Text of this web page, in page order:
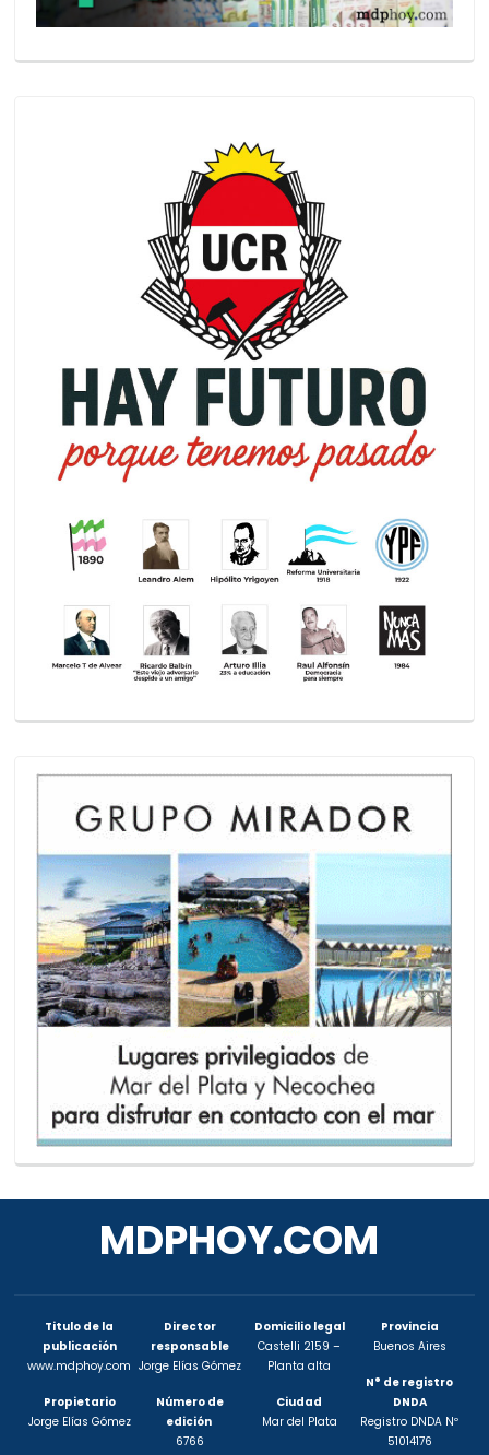
MDPHOY.COM
Titulo de la
publicación
www.mdphoy.com
Propietario
Jorge Elías Gómez
Director
responsable
Jorge Elías Gómez
Número de
edición
6766
Domicilio legal
Castelli 2159 –
Planta alta
Ciudad
Mar del Plata
Provincia
Buenos Aires
N° de registro
DNDA
Registro DNDA Nº
51014176